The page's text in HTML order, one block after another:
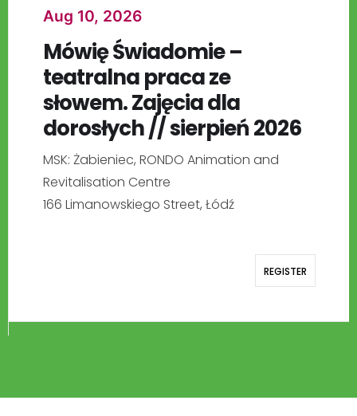
Aug 10, 2026
Mówię Świadomie –
teatralna praca ze
słowem. Zajęcia dla
dorosłych // sierpień 2026
MSK: Żabieniec, RONDO Animation and
Revitalisation Centre
166 Limanowskiego Street, Łódź
REGISTER